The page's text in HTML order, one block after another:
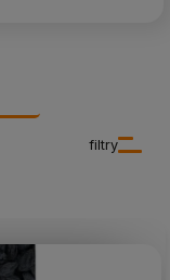
filtry